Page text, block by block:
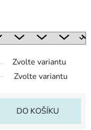
Zvolte variantu
Zvolte variantu
DO KOŠÍKU